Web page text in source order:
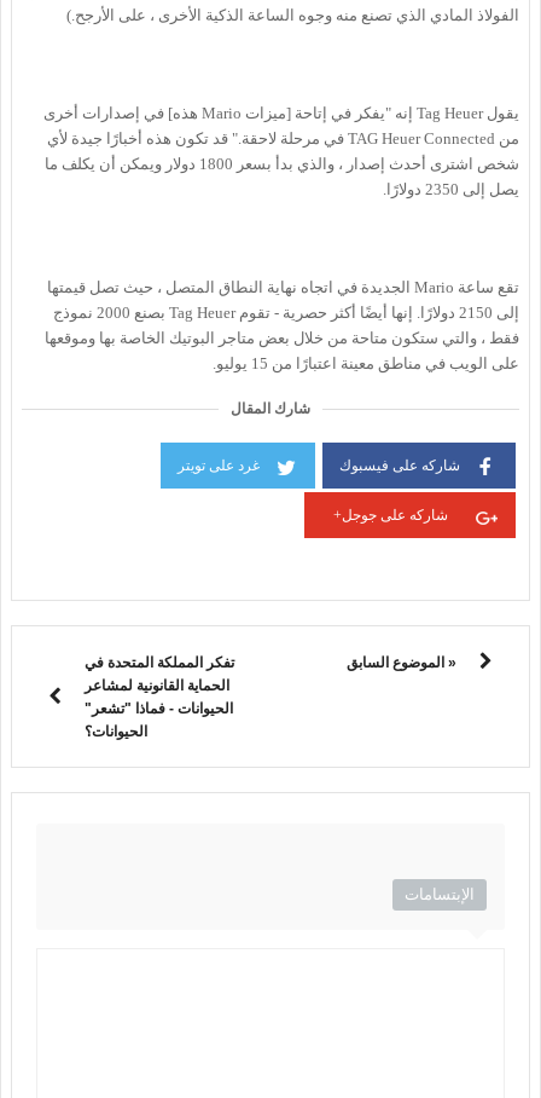
الفولاذ المادي الذي تصنع منه وجوه الساعة الذكية الأخرى ، على الأرجح.)
يقول Tag Heuer إنه "يفكر في إتاحة [ميزات Mario هذه] في إصدارات أخرى
من TAG Heuer Connected في مرحلة لاحقة." قد تكون هذه أخبارًا جيدة لأي
شخص اشترى أحدث إصدار ، والذي بدأ بسعر 1800 دولار ويمكن أن يكلف ما
يصل إلى 2350 دولارًا.
تقع ساعة Mario الجديدة في اتجاه نهاية النطاق المتصل ، حيث تصل قيمتها
إلى 2150 دولارًا. إنها أيضًا أكثر حصرية - تقوم Tag Heuer بصنع 2000 نموذج
فقط ، والتي ستكون متاحة من خلال بعض متاجر البوتيك الخاصة بها وموقعها
على الويب في مناطق معينة اعتبارًا من 15 يوليو.
شارك المقال
شاركه على فيسبوك غرد على تويتر
شاركه على جوجل+
« الموضوع السابق
تفكر المملكة المتحدة في
الحماية القانونية لمشاعر
الحيوانات - فماذا "تشعر"
الحيوانات؟
الإبتسامات